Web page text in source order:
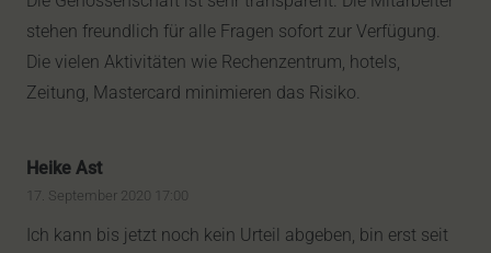
stehen freundlich für alle Fragen sofort zur Verfügung.
Die vielen Aktivitäten wie Rechenzentrum, hotels,
Zeitung, Mastercard minimieren das Risiko.
Heike Ast
17. September 2020 17:00
Ich kann bis jetzt noch kein Urteil abgeben, bin erst seit